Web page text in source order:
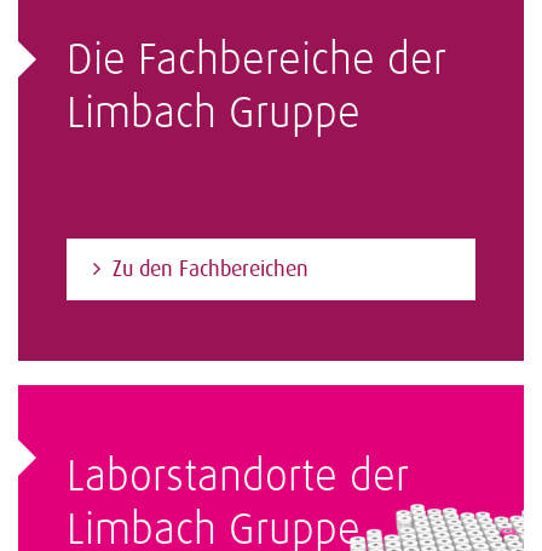
Die Fachbereiche der
Limbach Gruppe
Zu den Fachbereichen
Laborstandorte der
Limbach Gruppe